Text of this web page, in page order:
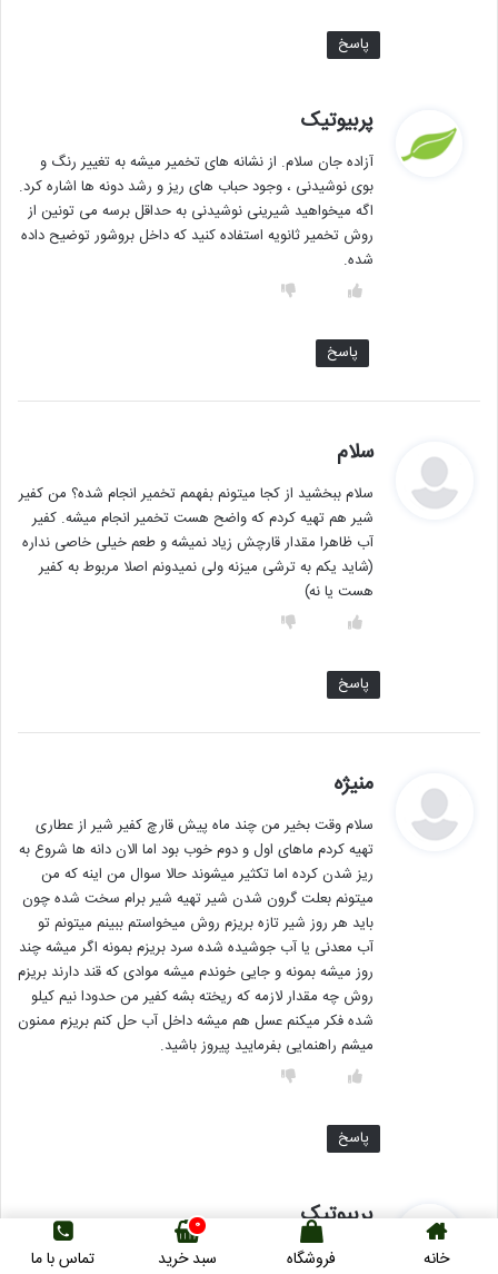
پاسخ
پربیوتیک
ت
:
آزاده جان سلام. از نشانه های تخمیر میشه به تغییر رنگ و
بوی نوشیدنی ، وجود حباب های ریز و رشد دونه ها اشاره کرد.
اگه میخواهید شیرینی نوشیدنی به حداقل برسه می تونین از
روش تخمیر ثانویه استفاده کنید که داخل بروشور توضیح داده
شده.
پاسخ
سلام
ت
:
سلام ببخشید از کجا میتونم بفهمم تخمیر انجام شده؟ من کفیر
شیر هم تهیه کردم که واضح هست تخمیر انجام میشه. کفیر
آب ظاهرا مقدار قارچش زیاد نمیشه و طعم خیلی خاصی نداره
(شاید یکم به ترشی میزنه ولی نمیدونم اصلا مربوط به کفیر
هست یا نه)
پاسخ
منیژه
ت
:
سلام وقت بخیر من چند ماه پیش قارچ کفیر شیر از عطاری
تهیه کردم ماهای اول و دوم خوب بود اما الان دانه ها شروع به
ریز شدن کرده اما تکثیر میشوند حالا سوال من اینه که من
میتونم بعلت گرون شدن شیر تهیه شیر برام سخت شده چون
باید هر روز شیر تازه بریزم روش میخواستم ببینم میتونم تو
آب معدنی یا آب جوشیده شده سرد بریزم بمونه اگر میشه چند
روز میشه بمونه و جایی خوندم میشه موادی که قند دارند بریزم
روش چه مقدار لازمه که ریخته بشه کفیر من حدودا نیم کیلو
شده فکر میکنم عسل هم میشه داخل آب حل کنم بریزم ممنون
میشم راهنمایی بفرمایید پیروز باشید.
پاسخ
پربیوتیک
ت
منیژه جان سلام. قارچ کفیر رو حتما از محل معتبری تهیه
خانه فروشگاه
0
سبد خرید تماس با ما